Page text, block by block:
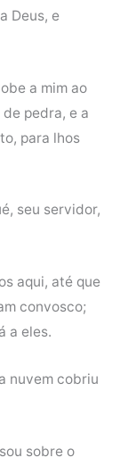
Deus, e
a mim ao
pedra, e a
para lhos
seu servidor,
aqui, até que
convosco;
a eles.
nuvem cobriu
sobre o